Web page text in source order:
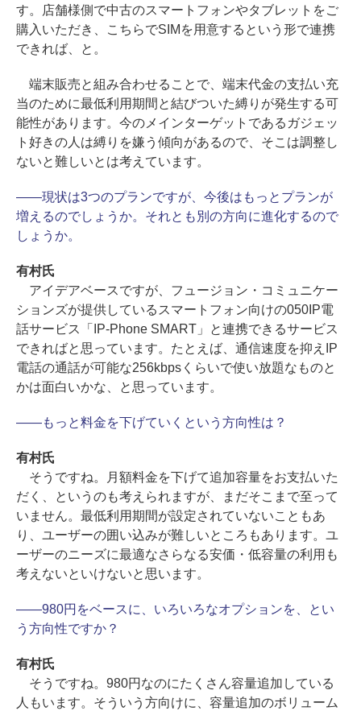
す。店舗様側で中古のスマートフォンやタブレットをご
購入いただき、こちらでSIMを用意するという形で連携
できれば、と。
端末販売と組み合わせることで、端末代金の支払い充
当のために最低利用期間と結びついた縛りが発生する可
能性があります。今のメインターゲットであるガジェッ
ト好きの人は縛りを嫌う傾向があるので、そこは調整し
ないと難しいとは考えています。
――現状は3つのプランですが、今後はもっとプランが
増えるのでしょうか。それとも別の方向に進化するので
しょうか。
有村氏
アイデアベースですが、フュージョン・コミュニケー
ションズが提供しているスマートフォン向けの050IP電
話サービス「IP-Phone SMART」と連携できるサービス
できればと思っています。たとえば、通信速度を抑えIP
電話の通話が可能な256kbpsくらいで使い放題なものと
かは面白いかな、と思っています。
――もっと料金を下げていくという方向性は？
有村氏
そうですね。月額料金を下げて追加容量をお支払いた
だく、というのも考えられますが、まだそこまで至って
いません。最低利用期間が設定されていないこともあ
り、ユーザーの囲い込みが難しいところもあります。ユ
ーザーのニーズに最適なさらなる安価・低容量の利用も
考えないといけないと思います。
――980円をベースに、いろいろなオプションを、とい
う方向性ですか？
有村氏
そうですね。980円なのにたくさん容量追加している
人もいます。そういう方向けに、容量追加のボリューム